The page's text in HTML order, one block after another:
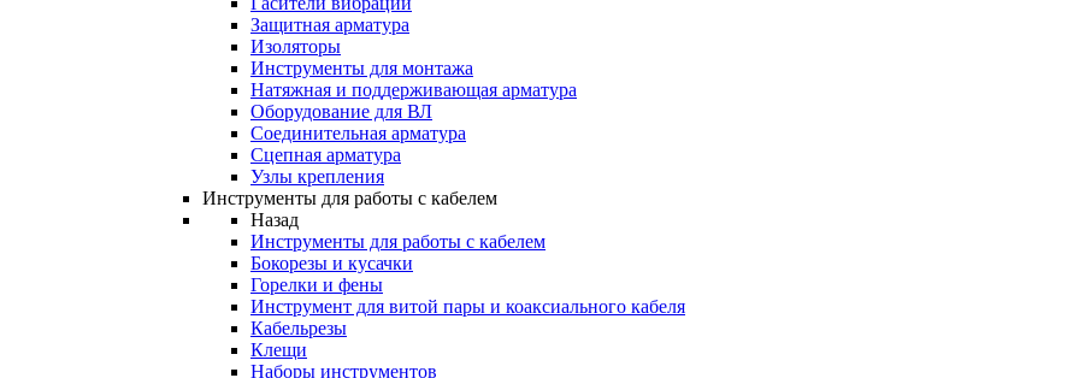
Защитная арматура
Изоляторы
Инструменты для монтажа
Натяжная и поддерживающая арматура
Оборудование для ВЛ
Соединительная арматура
Сцепная арматура
Узлы крепления
Инструменты для работы с кабелем
Назад
Инструменты для работы с кабелем
Бокорезы и кусачки
Горелки и фены
Инструмент для витой пары и коаксиального кабеля
Кабельрезы
Клещи
Наборы инструментов